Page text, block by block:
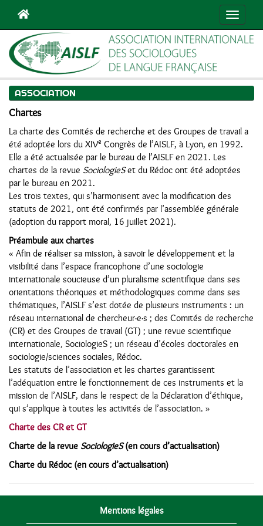
ASSOCIATION
Chartes
La charte des Comités de recherche et des Groupes de travail a
été adoptée lors du XIVe Congrès de l’AISLF, à Lyon, en 1992.
Elle a été actualisée par le bureau de l’AISLF en 2021. Les
chartes de la revue SociologieSet du Rédoc ont été adoptées
par le bureau en 2021.
Les trois textes, qui s’harmonisent avec la modification des
statuts de 2021, ont été confirmés par l’assemblée générale
(adoption du rapport moral, 16 juillet 2021).
Préambule aux chartes
« Afin de réaliser sa mission, à savoir le développement et la
visibilité dans l’espace francophone d’une sociologie
internationale soucieuse d’un pluralisme scientifique dans ses
orientations théoriques et méthodologiques comme dans ses
thématiques, l’AISLF s’est dotée de plusieurs instruments : un
réseau international de chercheur·e·s ; des Comités de recherche
(CR) et des Groupes de travail (GT) ; une revue scientifique
internationale, SociologieS ; un réseau d’écoles doctorales en
sociologie/sciences sociales, Rédoc.
Les statuts de l’association et les chartes garantissent
l’adéquation entre le fonctionnement de ces instruments et la
mission de l’AISLF, dans le respect de la Déclaration d’éthique,
qui s’applique à toutes les activités de l’association. »
Charte des CR et GT
Charte de la revue SociologieS(en cours d’actualisation)
Charte du Rédoc (en cours d’actualisation)
Mentions légales